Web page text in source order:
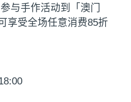
与手作活动到「澳门
享受全场任意消费85折